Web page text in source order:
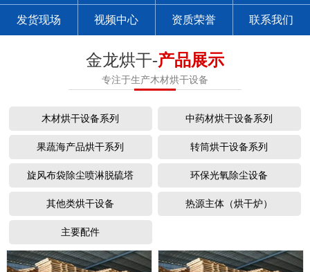
发货现场 视频中心 资质荣誉 联系我们
金龙烘干-产品展示
专注于生产木材烘干设备
木材烘干设备系列 中药材烘干设备系列
果蔬海产品烘干系列 转筒烘干设备系列
旋风布袋除尘喷淋脱硫塔 环保光氧除尘设备
其他类烘干设备 热源主体（烘干炉）
主要配件